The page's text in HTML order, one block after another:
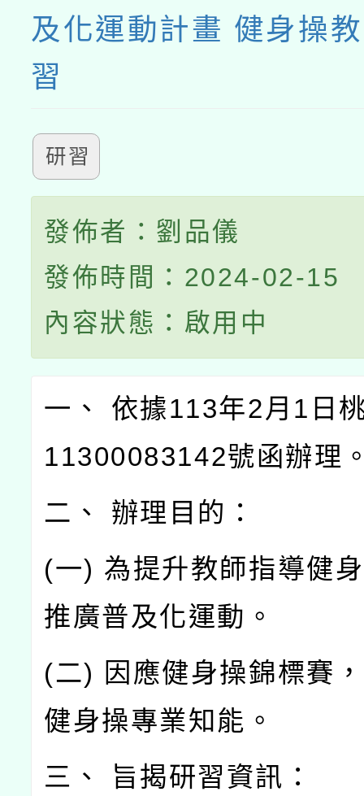
及化運動計畫 健身操
習
研習
發佈者：劉品儀
發佈時間：2024-02-15
內容狀態：啟用中
一、 依據113年2月1日
11300083142號函辦理
二、 辦理目的：
(一) 為提升教師指導健
推廣普及化運動。
(二) 因應健身操錦標賽
健身操專業知能。
三、 旨揭研習資訊：